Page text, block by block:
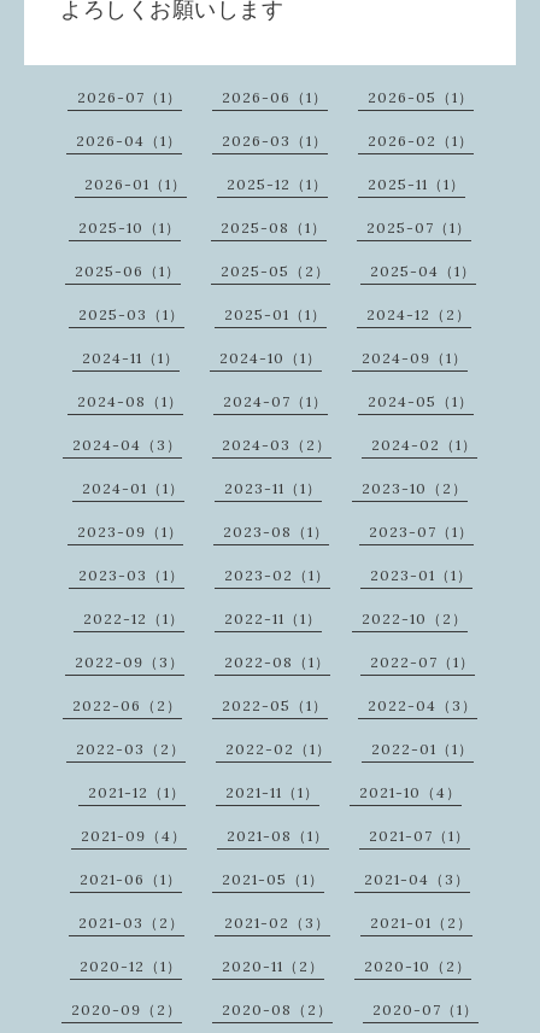
よろしくお願いします
2026-07（1） 2026-06（1） 2026-05（1）
2026-04（1） 2026-03（1） 2026-02（1）
2026-01（1） 2025-12（1） 2025-11（1）
2025-10（1） 2025-08（1） 2025-07（1）
2025-06（1） 2025-05（2） 2025-04（1）
2025-03（1） 2025-01（1） 2024-12（2）
2024-11（1） 2024-10（1） 2024-09（1）
2024-08（1） 2024-07（1） 2024-05（1）
2024-04（3） 2024-03（2） 2024-02（1）
2024-01（1） 2023-11（1） 2023-10（2）
2023-09（1） 2023-08（1） 2023-07（1）
2023-03（1） 2023-02（1） 2023-01（1）
2022-12（1） 2022-11（1） 2022-10（2）
2022-09（3） 2022-08（1） 2022-07（1）
2022-06（2） 2022-05（1） 2022-04（3）
2022-03（2） 2022-02（1） 2022-01（1）
2021-12（1） 2021-11（1） 2021-10（4）
2021-09（4） 2021-08（1） 2021-07（1）
2021-06（1） 2021-05（1） 2021-04（3）
2021-03（2） 2021-02（3） 2021-01（2）
2020-12（1） 2020-11（2） 2020-10（2）
2020-09（2） 2020-08（2） 2020-07（1）